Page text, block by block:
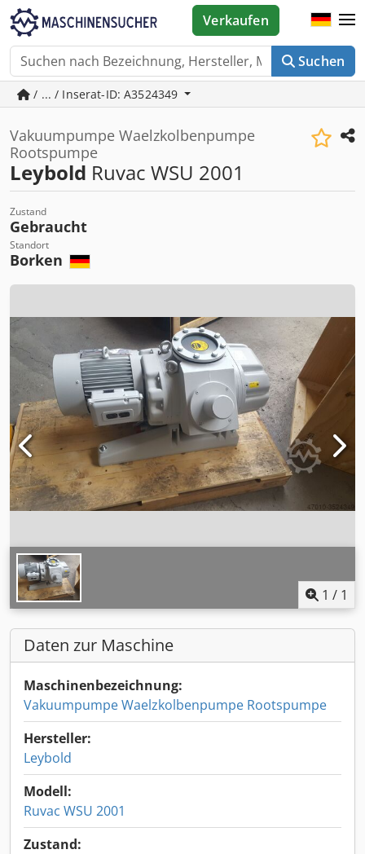
Suchen
Verkaufen
/ ... / Inserat-ID: A3524349
Vakuumpumpe Waelzkolbenpumpe
Rootspumpe
Leybold Ruvac WSU 2001
Zustand
Gebraucht
Standort
Borken
1 / 1
Daten zur Maschine
Maschinenbezeichnung:
Vakuumpumpe Waelzkolbenpumpe Rootspumpe
Hersteller:
Leybold
Modell:
Ruvac WSU 2001
Zustand: